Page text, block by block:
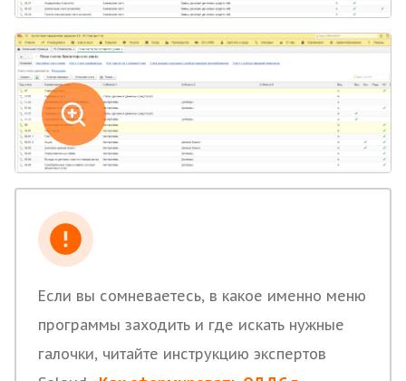
Если вы сомневаетесь, в какое именно меню
программы заходить и где искать нужные
галочки, читайте инструкцию экспертов